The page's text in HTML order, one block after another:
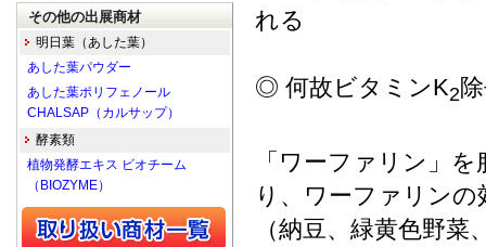
れる
◎ 何故ビタミンK2
「ワーファリン」
り、ワーファリン
（納豆、緑黄色野
その他の出展商材
明日葉（あした葉）
あした葉パウダー
あした葉ポリフェノール
CHALSAP（カルサップ）
酵素類
植物発酵エキス ビオチーム
（BIOZYME）